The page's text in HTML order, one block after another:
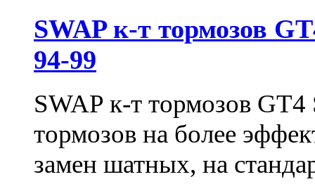
SWAP к-т тормозов
94-99
SWAP к-т тормозов
тормозов на более
замен шатных, на